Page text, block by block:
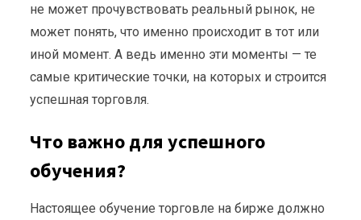
не может прочувствовать реальный рынок, не
может понять, что именно происходит в тот или
иной момент. А ведь именно эти моменты — те
самые критические точки, на которых и строится
успешная торговля.
Что важно для успешного
обучения?
Настоящее обучение торговле на бирже должно